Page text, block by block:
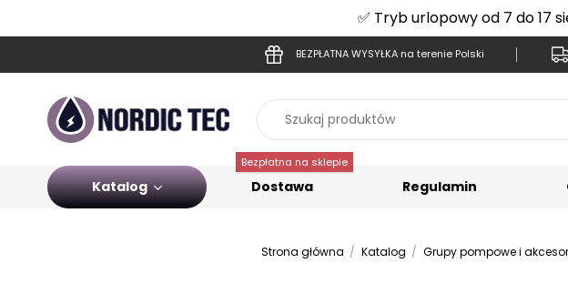
✅ Tryb urlopowy od 7 do 17
BEZPŁATNA WYSYŁKA na terenie Polski
Katalog
Bezpłatna na sklepie
Dostawa Regulamin
Strona główna Katalog Grupy pompowe i